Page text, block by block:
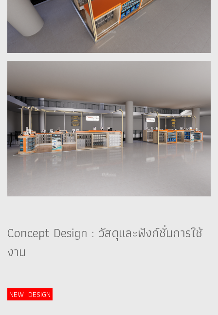
Concept Design : วัสดุและฟังก์ชั่นการใช้
งาน
NEW DESIGN